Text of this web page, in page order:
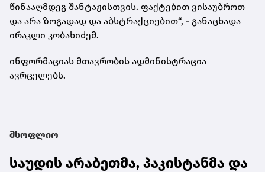
წინააღმდეგ შანტაჟისთვის. ფაქტებით ვისაუბროთ
და არა ზოგადად და აბსტრაქციებით“, - განაცხადა
ირაკლი კობახიძემ.
ინფორმაციას მთავრობის ადმინისტრაცია
ავრცელებს.
მსოფლიო
საუდის არაბეთმა, პაკისტანმა და